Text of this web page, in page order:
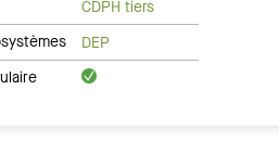
CDPH tiers
DEP